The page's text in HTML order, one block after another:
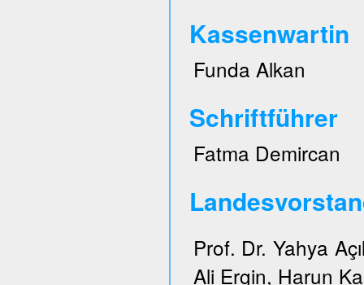
Kassenwartin
Funda Alkan
Schriftführer
Fatma Demircan
Prof. Dr. Yahya
Ali Ergin, Harun